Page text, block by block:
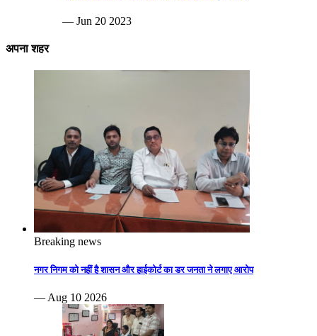
— Jun 20 2023
अपना शहर
Breaking news
नगर निगम को नहीं है शासन और हाईकोर्ट का डर जनता ने लगाए आरोप
— Aug 10 2026